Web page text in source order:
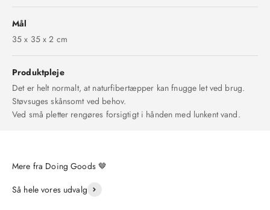
Mål
35 x 35 x 2 cm
Produktpleje
Det er helt normalt, at naturfibertæpper kan fnugge let ved brug.
Støvsuges skånsomt ved behov.
Ved små pletter rengøres forsigtigt i hånden med lunkent vand.
Så hele vores udvalg